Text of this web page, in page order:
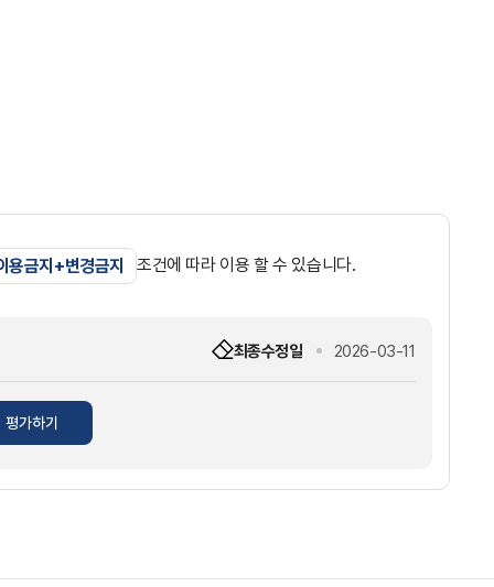
금지+변경금지 조건에 따라 이용 할 수 있습니다.
최종수정일 2026-03-11
평가하기